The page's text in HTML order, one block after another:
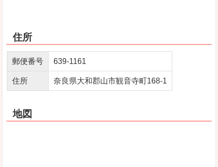
住所
郵便番号 639-1161
住所 奈良県大和郡山市観音寺町168-1
地図